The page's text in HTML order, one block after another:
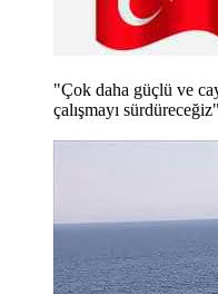
"Çok daha güçlü ve
çalışmayı sürdüreceğiz"